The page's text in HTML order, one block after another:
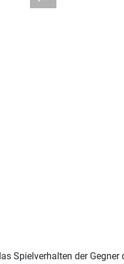
Spielverhalten der Gegner